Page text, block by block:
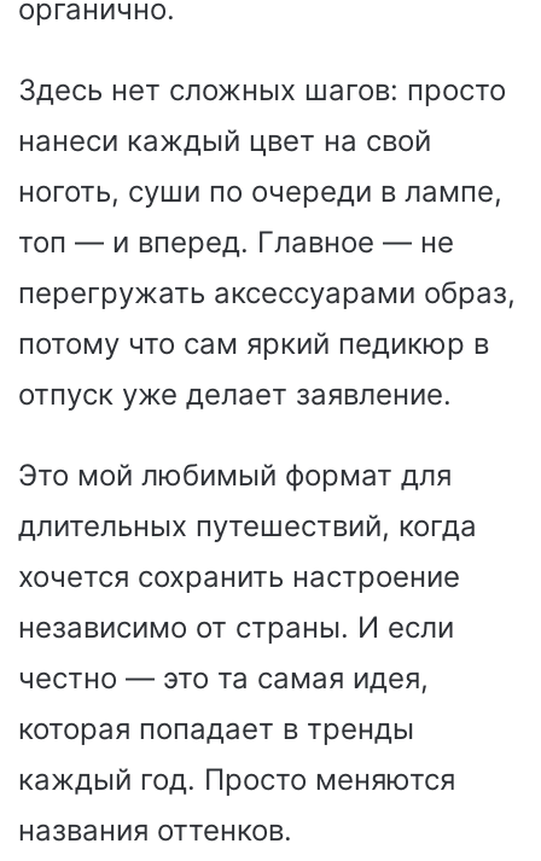
органично.
Здесь нет сложных шагов: просто
нанеси каждый цвет на свой
ноготь, суши по очереди в лампе,
топ — и вперед. Главное — не
перегружать аксессуарами образ,
потому что сам яркий педикюр в
отпуск уже делает заявление.
Это мой любимый формат для
длительных путешествий, когда
хочется сохранить настроение
независимо от страны. И если
честно — это та самая идея,
которая попадает в тренды
каждый год. Просто меняются
названия оттенков.